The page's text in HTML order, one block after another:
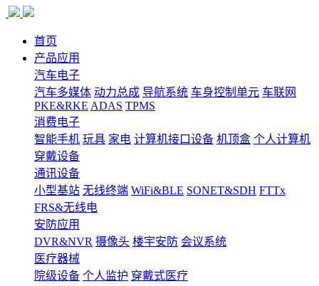
首页
产品应用
汽车电子
汽车多媒体 动力总成 导航系统 车身控制单元 车联网
PKE&RKE ADAS TPMS
消费电子
智能手机 玩具 家电 计算机接口设备 机顶盒 个人计算机
穿戴设备
通讯设备
小型基站 无线终端 WiFi&BLE SONET&SDH FTTx
FRS&无线电
安防应用
DVR&NVR 摄像头 楼宇安防 会议系统
医疗器械
院级设备 个人监护 穿戴式医疗